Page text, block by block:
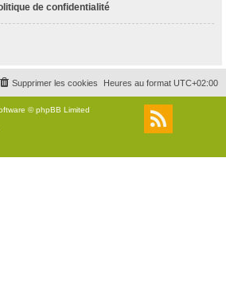
de confidentialité
Heures au format UTC+02:00
Supprimer les cookies
© phpBB Limited